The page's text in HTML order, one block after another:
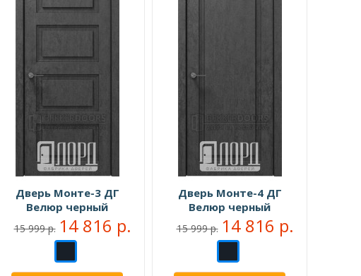
Дверь Монте-3 ДГ
Велюр черный
15 999 р. 14 816 р.
Дверь Монте-4 ДГ
Велюр черный
15 999 р. 14 816 р.